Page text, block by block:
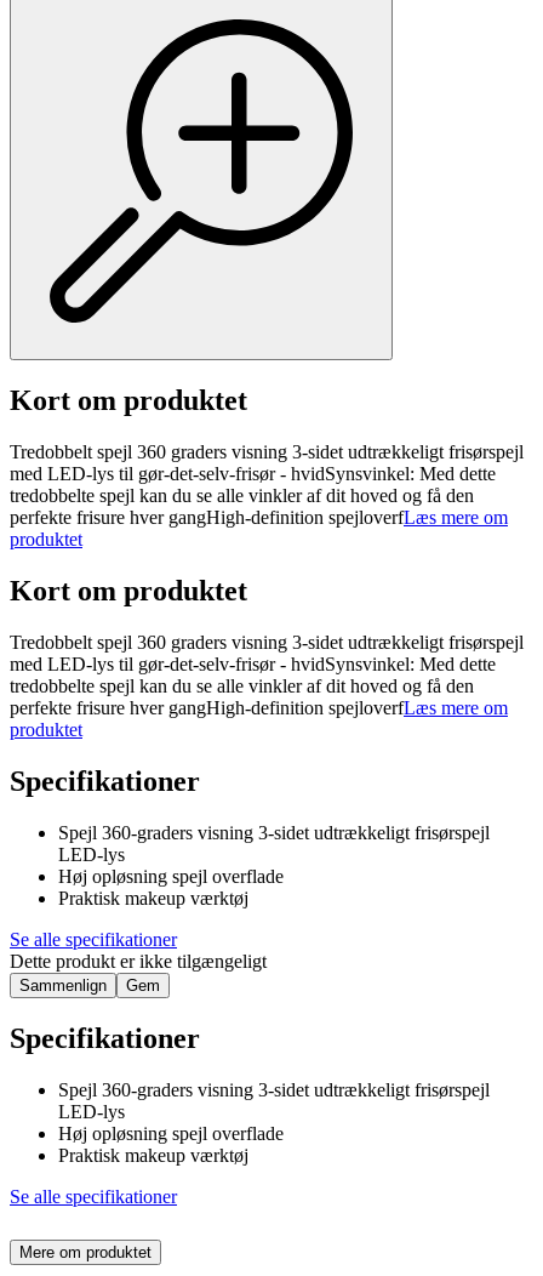
Kort om produktet
Tredobbelt spejl 360 graders visning 3-sidet udtrækkeligt frisørspejl
med LED-lys til gør-det-selv-frisør - hvidSynsvinkel: Med dette
tredobbelte spejl kan du se alle vinkler af dit hoved og få den
perfekte frisure hver gangHigh-definition spejloverfLæs mere om
produktet
Kort om produktet
Tredobbelt spejl 360 graders visning 3-sidet udtrækkeligt frisørspejl
med LED-lys til gør-det-selv-frisør - hvidSynsvinkel: Med dette
tredobbelte spejl kan du se alle vinkler af dit hoved og få den
perfekte frisure hver gangHigh-definition spejloverfLæs mere om
produktet
Specifikationer
Spejl 360-graders visning 3-sidet udtrækkeligt frisørspejl
LED-lys
Høj opløsning spejl overflade
Praktisk makeup værktøj
Se alle specifikationer
Dette produkt er ikke tilgængeligt
Sammenlign Gem
Specifikationer
Spejl 360-graders visning 3-sidet udtrækkeligt frisørspejl
LED-lys
Høj opløsning spejl overflade
Praktisk makeup værktøj
Se alle specifikationer
Mere om produktet